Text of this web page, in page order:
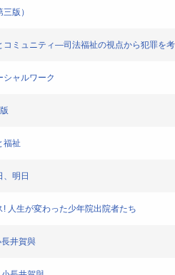
版）
コミュニティ―司法福祉の視点から犯罪を
シャルワーク
福祉
、明日
! 人生が変わった少年院出院者たち
井賀與